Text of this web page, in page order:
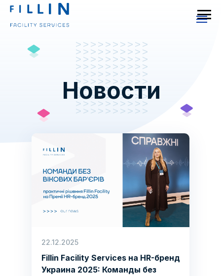
Новости
22.12.2025
Fillin Facility Services на HR-бренд
Украина 2025: Команды без